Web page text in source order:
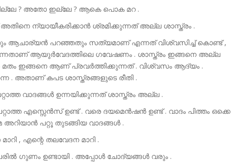
? അതോ ഇല്ലേ ? ആകെ പൊക മറ .
അതിനെ ന്യായീകരിക്കാൻ ശ്രമിക്കുന്നത് അല്ല ശാസ്ത്രം .
ആചാര്യൻ പറഞ്ഞതും സത്യമാണ് എന്നത് വിശ്വസിച്ച് കൊണ്ട് ,
ആയുർവേദത്തിലെ ഗവേഷണം . ശാസ്ത്രം ഇങ്ങനെ അല്ല
മതം ഇങ്ങനെ ആണ് പ്രവർത്തിക്കുന്നത് . വിശ്വസം ആദ്യം .
. അതാണ് കപട ശാസ്ത്രങ്ങളുടെ രീതി .
വാദങ്ങൾ ഉന്നയിക്കുന്നത് ശാസ്ത്രം അല്ല .
എസ്സെൻസ് ഉണ്ട് . വരെ ദയമെൻഷൻ ഉണ്ട് . വാദം പിത്തം ഒക്കെ
അറിയാൻ പറ്റൂ തുടങ്ങിയ വാദങ്ങൾ .
, എന്റെ തലവേദന മാറി .
ഗുണം ഉണ്ടായി . അപ്പോൾ ചോദ്യങ്ങൾ വരും .